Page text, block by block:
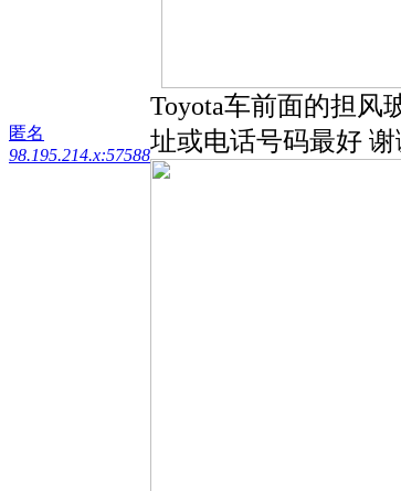
匿名
98.195.214.x:57588
Toyota车前面的担风
址或电话号码最好 谢